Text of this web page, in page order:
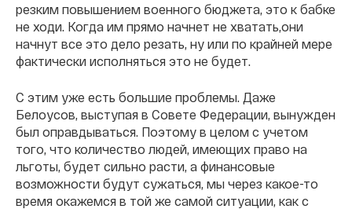
резким повышением военного бюджета, это к бабке
не ходи. Когда им прямо начнет не хватать,они
начнут все это дело резать, ну или по крайней мере
фактически исполняться это не будет.
С этим уже есть большие проблемы. Даже
Белоусов, выступая в Совете Федерации, вынужден
был оправдываться. Поэтому в целом с учетом
того, что количество людей, имеющих право на
льготы, будет сильно расти, а финансовые
возможности будут сужаться, мы через какое-то
время окажемся в той же самой ситуации, как с